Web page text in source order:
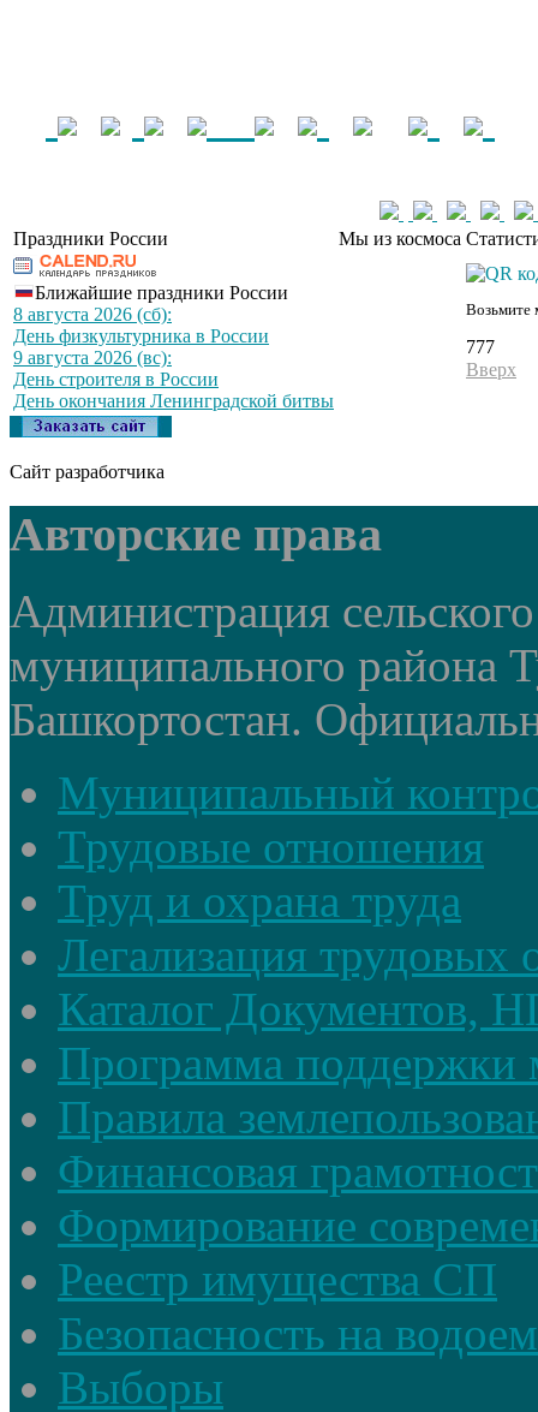
Праздники России Мы из космоса
Ближайшие праздники России
8 августа 2026 (сб):
День физкультурника в России
9 августа 2026 (вс):
День строителя в России
День окончания Ленинградской битвы
Возьмите
777
Вверх
Сайт разработчика
Авторские права
Администрация
муниципального района
Башкортостан.
Муниципальный
Трудовые отношения
Труд и охрана труда
Легализация трудовых
Каталог Документов,
Программа поддержки
Правила
Финансовая
Формирование
Реестр имущества СП
Безопасность на
Выборы